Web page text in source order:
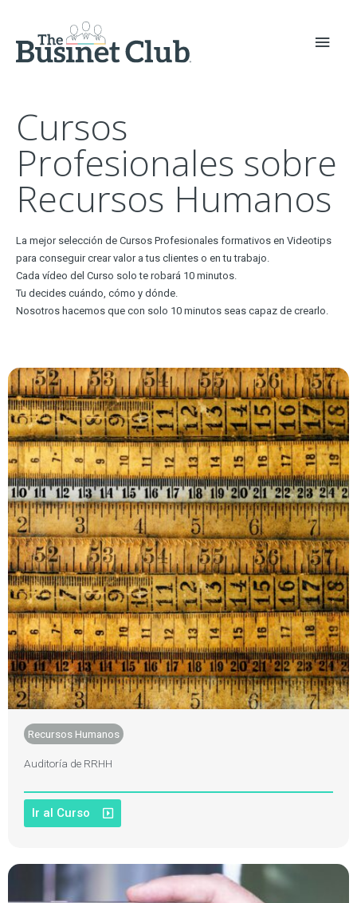
Cursos
Profesionales sobre
Recursos Humanos
La mejor selección de Cursos Profesionales formativos en Videotips
para conseguir crear valor a tus clientes o en tu trabajo.
Cada vídeo del Curso solo te robará 10 minutos.
Tu decides cuándo, cómo y dónde.
Nosotros hacemos que con solo 10 minutos seas capaz de crearlo.
Recursos Humanos
Auditoría de RRHH
Ir al Curso